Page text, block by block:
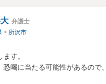
弁護士
> 所沢市
す。
恐喝に当たる可能性があるので